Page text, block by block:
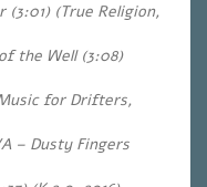
(3:01) (True Religion,
the Well (3:08)
for Drifters,
– Dusty Fingers